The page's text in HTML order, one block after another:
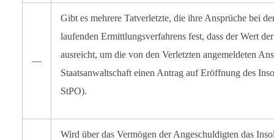
―
Gibt es mehrere Tatverletzte, die ihre Ansprüche bei
laufenden Ermittlungsverfahrens fest, dass der Wert
ausreicht, um die von den Verletzten angemeldeten
Staatsanwaltschaft einen Antrag auf Eröffnung des
StPO).
Wird über das Vermögen der Angeschuldigten das